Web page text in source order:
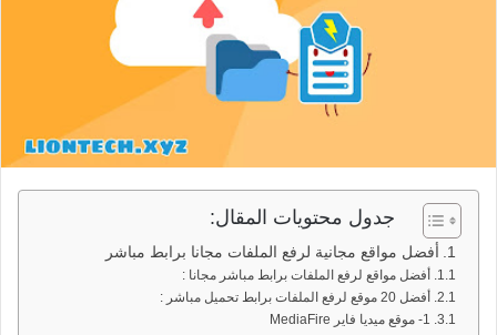
جدول محتويات المقال:
أفضل مواقع مجانية لرفع الملفات مجانا برابط مباشر
أفضل مواقع لرفع الملفات برابط مباشر مجانا :
أفضل 20 موقع لرفع الملفات برابط تحميل مباشر :
1- موقع ميديا فاير MediaFire